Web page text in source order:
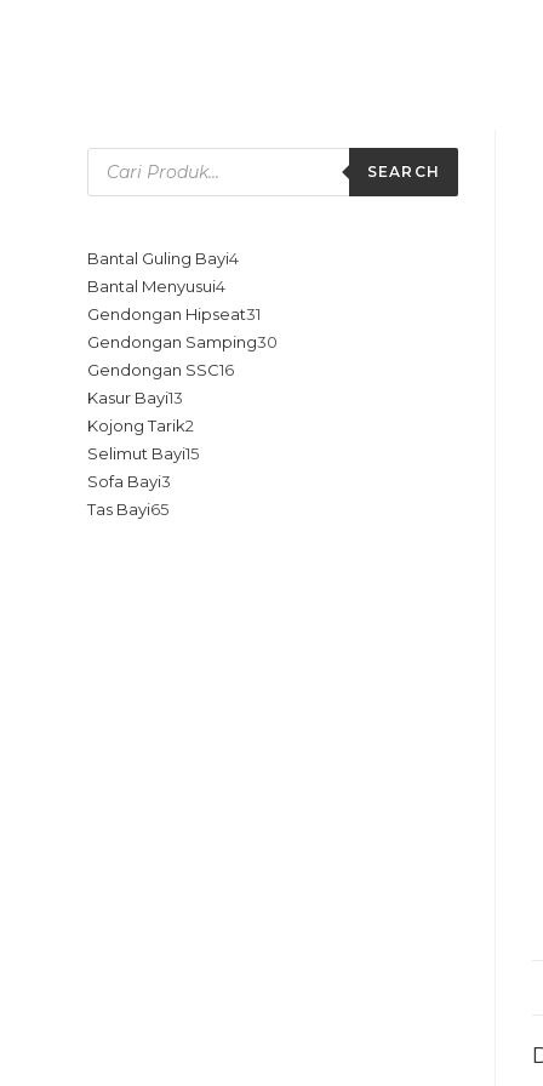
SEARCH
Bantal Guling Bayi4
Bantal Menyusui4
Gendongan Hipseat31
Gendongan Samping30
Gendongan SSC16
Kasur Bayi13
Kojong Tarik2
Selimut Bayi15
Sofa Bayi3
Tas Bayi65